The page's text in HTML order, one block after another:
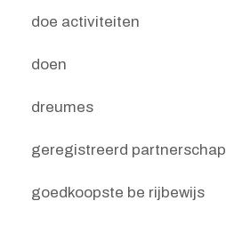
doe activiteiten
doen
dreumes
geregistreerd partnerschap
goedkoopste be rijbewijs